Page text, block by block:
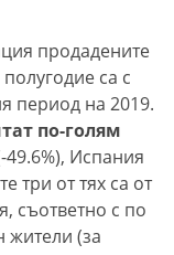
продадените
са с
период на 2019.
по-голям
49.6%), Испания
три от тях са от
съответно с по
жители (за